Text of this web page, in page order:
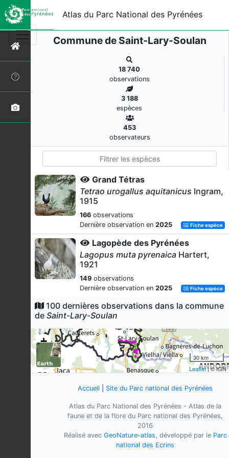
Atlas du Parc National des Pyrénées
Commune de Saint-Lary-Soulan
18 740
observations
3 188
espèces
453
observateurs
Grand Tétras
Tetrao urogallus aquitanicus Ingram,
1915
166 observations
Dernière observation en 2025 Fiche espèce
Lagopède des Pyrénées
Lagopus muta pyrenaica Hartert,
1921
149 observations
Dernière observation en 2025 Fiche espèce
Rhododendron ferrugineux
Rhododendron ferrugineum
145observations
Dernière observation en2022 Fiche espèce
Airelle myrtille
Vaccinium myrtillusL., 1753
136 observations
Isard
Rupicapra pyrenaica pyrenaica
Bonaparte, 1845
observations
100 dernières observations dans la commune
de Saint-Lary-Soulan
+
30 km
Leaflet| © IGN
Accueil Site du Parc national des Pyrénées
Atlas du Parc National des Pyrénées - Atlas de la
faune et de la flore du Parc national des Pyrénées,
2016
Réalisé avec GeoNature-atlas, développé par le Parc
national des Ecrins